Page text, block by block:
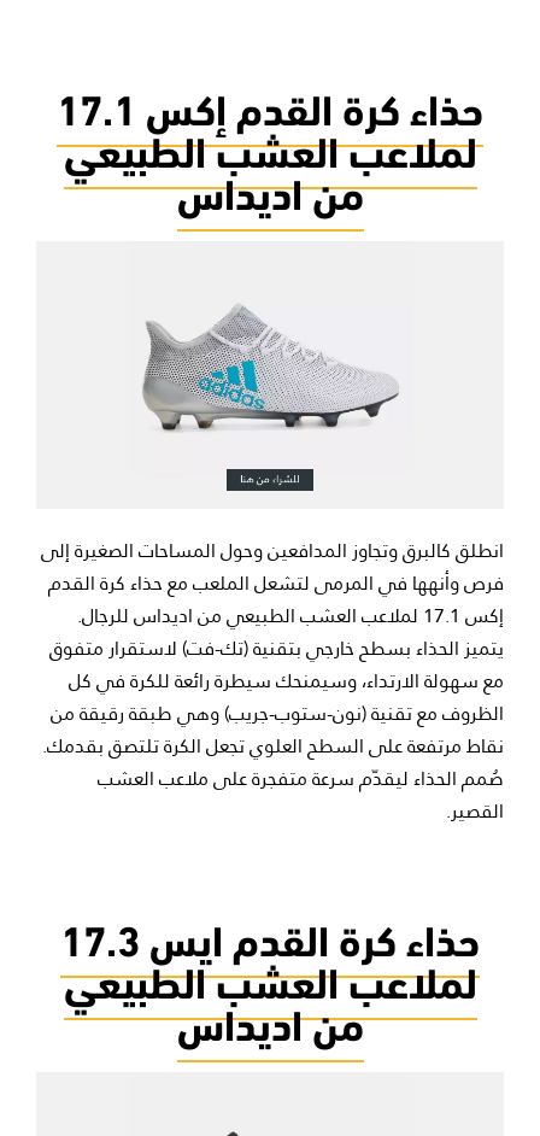
حذاء كرة القدم إكس 17.1
لملاعب العشب الطبيعي
من اديداس
انطلق كالبرق وتجاوز المدافعين وحول المساحات الصغيرة إلى
فرص وأنهها في المرمى لتشعل الملعب مع حذاء كرة القدم
إكس 17.1 لملاعب العشب الطبيعي من اديداس للرجال.
يتميز الحذاء بسطح خارجي بتقنية (تك-فت) لاستقرار متفوق
مع سهولة الارتداء، وسيمنحك سيطرة رائعة للكرة في كل
الظروف مع تقنية (نون-ستوب-جريب) وهي طبقة رقيقة من
نقاط مرتفعة على السطح العلوي تجعل الكرة تلتصق بقدمك.
صُمم الحذاء ليقدّم سرعة متفجرة على ملاعب العشب
القصير.
حذاء كرة القدم ايس 17.3
لملاعب العشب الطبيعي
من اديداس